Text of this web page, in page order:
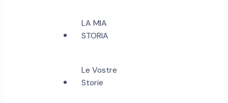
LA MIA
STORIA
Le Vostre
Storie